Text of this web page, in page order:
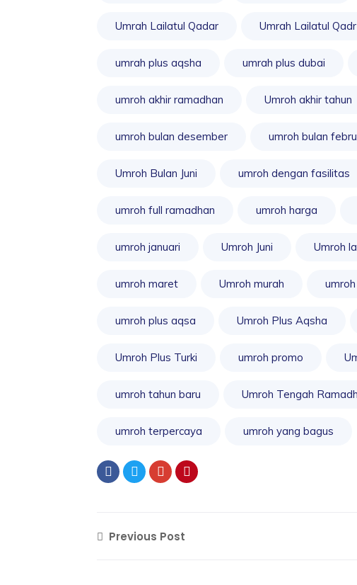
Umrah Lailatul Qadar Umrah Lailatul Qadr
umrah plus aqsha umrah plus dubai
umroh akhir ramadhan Umroh akhir tahun
umroh bulan desember umroh bulan
Umroh Bulan Juni umroh dengan fasilitas
umroh full ramadhan umroh harga
umroh januari Umroh Juni Umroh
umroh maret Umroh murah
umroh plus aqsa Umroh Plus Aqsha
Umroh Plus Turki umroh promo
umroh tahun baru Umroh Tengah
umroh terpercaya umroh yang bagus
Previous Post